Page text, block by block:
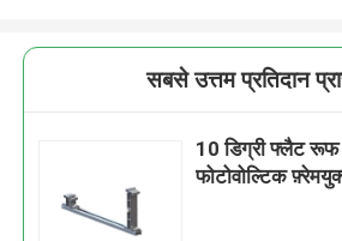
सबसे उत्तम प्रतिदान
10 डिग्री फ्लैट रूफ
फोटोवोल्टिक